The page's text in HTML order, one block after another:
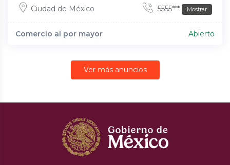
Ciudad de México 5555*** Mostrar
Comercio al por mayor Abierto
Ver más anuncios